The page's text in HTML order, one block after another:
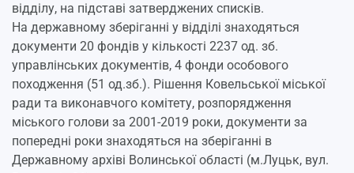
відділу, на підставі затверджених списків.
На державному зберіганні у відділі знаходяться
документи 20 фондів у кількості 2237 од. зб.
управлінських документів, 4 фонди особового
походження (51 од.зб.). Рішення Ковельської міської
ради та виконавчого комітету, розпорядження
міського голови за 2001-2019 роки, документи за
попередні роки знаходяться на зберіганні в
Державному архіві Волинської області (м.Луцьк, вул.